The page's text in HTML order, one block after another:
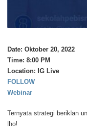
Date: Oktober 20, 2022
Time: 8:00 PM
Location: IG Live
FOLLOW
Webinar
Ternyata strategi beriklan
lho!